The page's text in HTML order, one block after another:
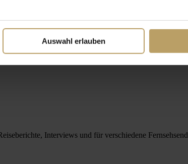
Auswahl erlauben
Interviews und für verschiedene